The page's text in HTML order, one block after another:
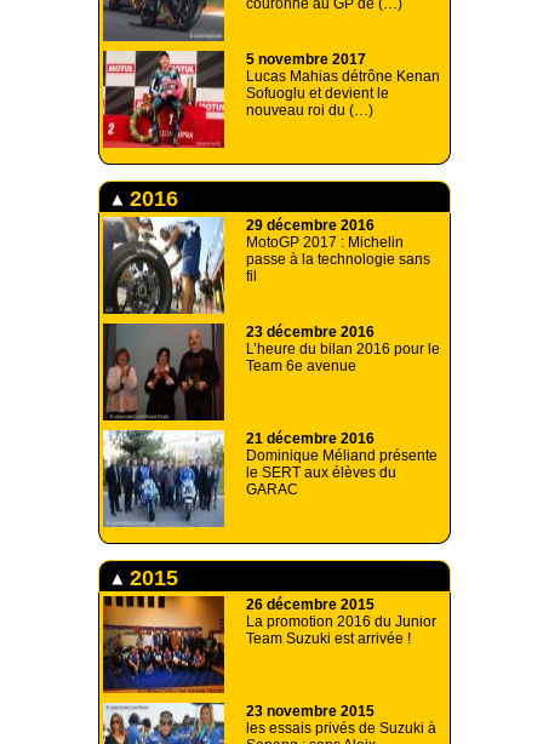
couronné au GP de (…)
5 novembre 2017
Lucas Mahias détrône Kenan
Sofuoglu et devient le
nouveau roi du (…)
2016
29 décembre 2016
MotoGP 2017 : Michelin
passe à la technologie sans
fil
23 décembre 2016
L’heure du bilan 2016 pour le
Team 6e avenue
21 décembre 2016
Dominique Méliand présente
le SERT aux élèves du
GARAC
2015
26 décembre 2015
La promotion 2016 du Junior
Team Suzuki est arrivée !
23 novembre 2015
les essais privés de Suzuki à